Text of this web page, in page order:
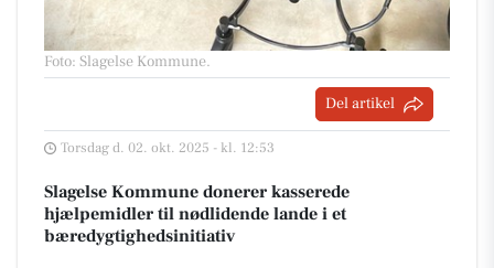
Foto: Slagelse Kommune.
Del artikel
Torsdag d. 02. okt. 2025 - kl. 12:53
Slagelse Kommune donerer kasserede
hjælpemidler til nødlidende lande i et
bæredygtighedsinitiativ